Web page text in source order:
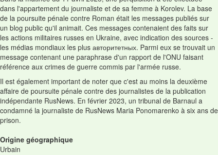
dans l'appartement du journaliste et de sa femme à Korolev. La base
de la poursuite pénale contre Roman était les messages publiés sur
un blog public qu'il animait. Ces messages contenaient des faits sur
les actions militaires russes en Ukraine, avec indication des sources -
les médias mondiaux les plus авторитетных. Parmi eux se trouvait un
message contenant une paraphrase d'un rapport de l'ONU faisant
référence aux crimes de guerre commis par l'armée russe.
Il est également important de noter que c'est au moins la deuxième
affaire de poursuite pénale contre des journalistes de la publication
indépendante RusNews. En février 2023, un tribunal de Barnaul a
condamné la journaliste de RusNews Maria Ponomarenko à six ans de
prison.
Origine géographique
Urbain